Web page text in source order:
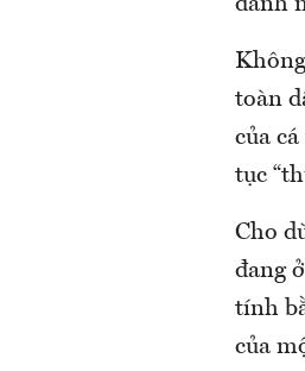
danh
toàn
của
tục
Cho
đang
tính
của